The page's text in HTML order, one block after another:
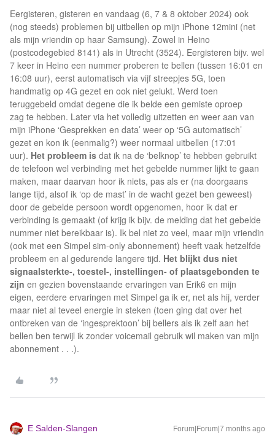
Eergisteren, gisteren en vandaag (6, 7 & 8 oktober 2024) ook
(nog steeds) problemen bij uitbellen op mijn iPhone 12mini (net
als mijn vriendin op haar Samsung). Zowel in Heino
(postcodegebied 8141) als in Utrecht (3524). Eergisteren bijv. wel
7 keer in Heino een nummer proberen te bellen (tussen 16:01 en
16:08 uur), eerst automatisch via vijf streepjes 5G, toen
handmatig op 4G gezet en ook niet gelukt. Werd toen
teruggebeld omdat degene die ik belde een gemiste oproep
zag te hebben. Later via het volledig uitzetten en weer aan van
mijn iPhone ‘Gesprekken en data’ weer op ‘5G automatisch’
gezet en kon ik (eenmalig?) weer normaal uitbellen (17:01
uur). Het probleem is dat ik na de ‘belknop’ te hebben gebruikt
de telefoon wel verbinding met het gebelde nummer lijkt te gaan
maken, maar daarvan hoor ik niets, pas als er (na doorgaans
lange tijd, alsof ik ‘op de mast’ in de wacht gezet ben geweest)
door de gebelde persoon wordt opgenomen, hoor ik dat er
verbinding is gemaakt (of krijg ik bijv. de melding dat het gebelde
nummer niet bereikbaar is). Ik bel niet zo veel, maar mijn vriendin
(ook met een Simpel sim-only abonnement) heeft vaak hetzelfde
probleem en al gedurende langere tijd. Het blijkt dus niet
signaalsterkte-, toestel-, instellingen- of plaatsgebonden te
zijn en gezien bovenstaande ervaringen van Erik6 en mijn
eigen, eerdere ervaringen met Simpel ga ik er, net als hij, verder
maar niet al teveel energie in steken (toen ging dat over het
ontbreken van de ‘ingesprektoon’ bij bellers als ik zelf aan het
bellen ben terwijl ik zonder voicemail gebruik wil maken van mijn
abonnement . . .).
E Salden-Slangen Forum|Forum|7 months ago